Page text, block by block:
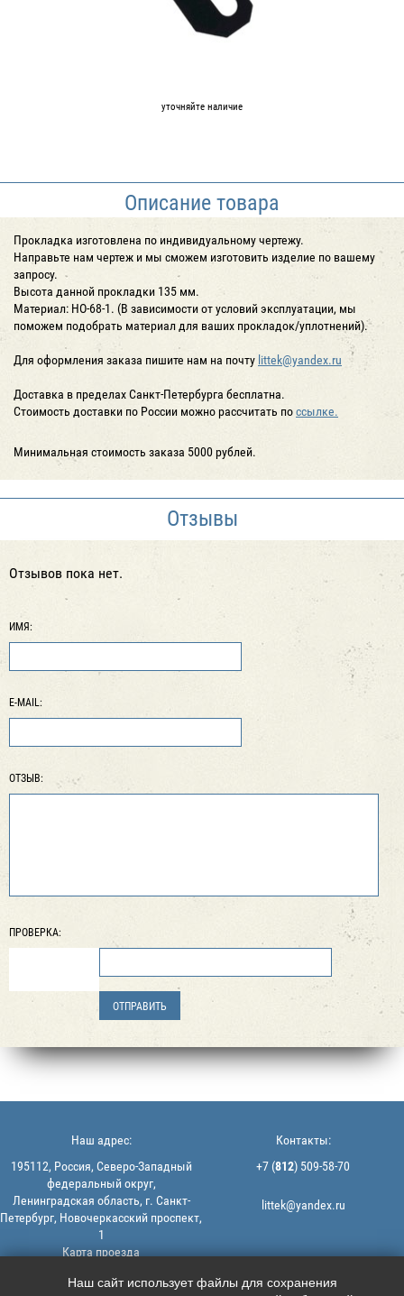
уточняйте наличие
Описание товара
Прокладка изготовлена по индивидуальному чертежу.
Направьте нам чертеж и мы сможем изготовить изделие по вашему
запросу.
Высота данной прокладки 135 мм.
Материал: HO-68-1. (В зависимости от условий эксплуатации, мы
поможем подобрать материал для ваших прокладок/уплотнений).
Для оформления заказа пишите нам на почту littek@yandex.ru
Доставка в пределах Санкт-Петербурга бесплатна.
Стоимость доставки по России можно рассчитать поссылке.
Минимальная стоимость заказа 5000 рублей.
Отзывы
Отзывов пока нет.
ИМЯ:
E-MAIL:
ОТЗЫВ:
ПРОВЕРКА:
© 2013-2026 | ООО "ЛИТТЕК" -
Наш адрес:
195112, Россия, Северо-Западный
федеральный округ,
Ленинградская область, г. Санкт-
Петербург, Новочеркасский проспект,
1
Карта проезда
Контакты:
+7 (812) 509-58-70
littek@yandex.ru
Мы в соцсетях:
Наш сайт использует файлы для сохранения